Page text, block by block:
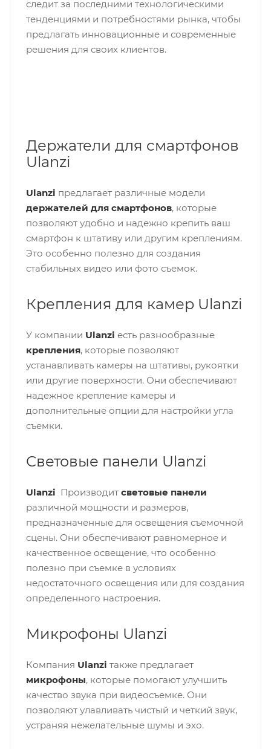
следит за последними технологическими
тенденциями и потребностями рынка, чтобы
предлагать инновационные и современные
решения для своих клиентов.
Держатели для смартфонов
Ulanzi
Ulanzi предлагает различные модели
держателей для смартфонов, которые
позволяют удобно и надежно крепить ваш
смартфон к штативу или другим креплениям.
Это особенно полезно для создания
стабильных видео или фото съемок.
Крепления для камер Ulanzi
У компании Ulanzi есть разнообразные
крепления, которые позволяют
устанавливать камеры на штативы, рукоятки
или другие поверхности. Они обеспечивают
надежное крепление камеры и
дополнительные опции для настройки угла
съемки.
Световые панели Ulanzi
Ulanzi Производит световые панели
различной мощности и размеров,
предназначенные для освещения съемочной
сцены. Они обеспечивают равномерное и
качественное освещение, что особенно
полезно при съемке в условиях
недостаточного освещения или для создания
определенного настроения.
Микрофоны Ulanzi
Компания Ulanzi также предлагает
микрофоны, которые помогают улучшить
качество звука при видеосъемке. Они
позволяют улавливать чистый и четкий звук,
устраняя нежелательные шумы и эхо.